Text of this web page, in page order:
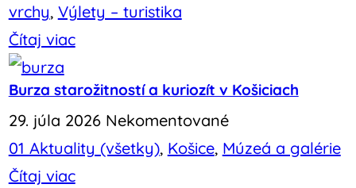
vrchy, Výlety – turistika
Čítaj viac
Burza starožitností a kuriozít v Košiciach
29. júla 2026 Nekomentované
01 Aktuality (všetky), Košice, Múzeá a galérie
Čítaj viac